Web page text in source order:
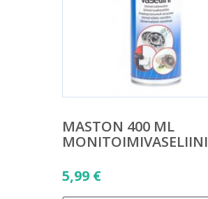
MASTON 400 ML
MONITOIMIVASELIINI
5,99 €